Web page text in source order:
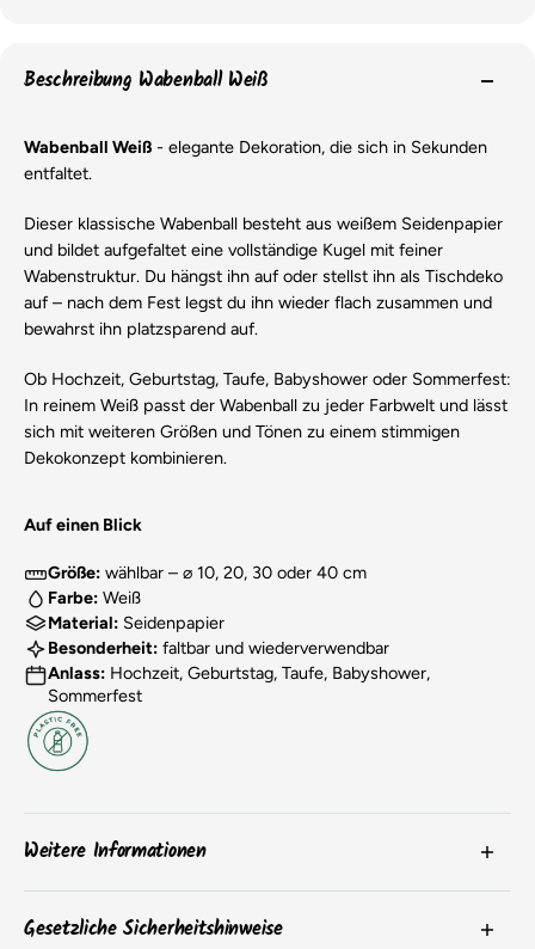
Beschreibung Wabenball Weiß
Wabenball Weiß - elegante Dekoration, die sich in Sekunden
entfaltet.
Dieser klassische Wabenball besteht aus weißem Seidenpapier
und bildet aufgefaltet eine vollständige Kugel mit feiner
Wabenstruktur. Du hängst ihn auf oder stellst ihn als Tischdeko
auf – nach dem Fest legst du ihn wieder flach zusammen und
bewahrst ihn platzsparend auf.
Ob Hochzeit, Geburtstag, Taufe, Babyshower oder Sommerfest:
In reinem Weiß passt der Wabenball zu jeder Farbwelt und lässt
sich mit weiteren Größen und Tönen zu einem stimmigen
Dekokonzept kombinieren.
Auf einen Blick
Größe: wählbar – ⌀ 10, 20, 30 oder 40 cm
Farbe: Weiß
Material: Seidenpapier
Besonderheit: faltbar und wiederverwendbar
Anlass: Hochzeit, Geburtstag, Taufe, Babyshower,
Sommerfest
Weitere Informationen
Die Farben
der Produkte können aufgrund von
Gesetzliche Sicherheitshinweise